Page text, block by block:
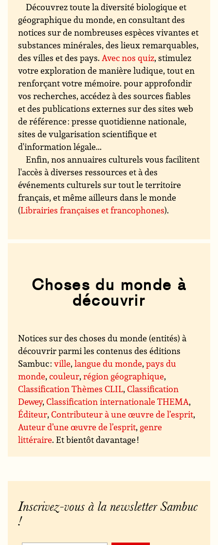
Découvrez toute la diversité biologique et
géographique du monde, en consultant des
notices sur de nombreuses espèces vivantes et
substances minérales, des lieux remarquables,
des villes et des pays. Avec nos quiz, stimulez
votre exploration de manière ludique, tout en
renforçant votre mémoire. pour approfondir
vos recherches, accédez à des sources fiables
et des publications externes sur des sites web
de référence : presse quotidienne nationale,
sites de vulgarisation scientifique et
d'information légale...
Enfin, nos annuaires culturels vous facilitent
l'accès à diverses ressources et à des
événements culturels sur tout le territoire
français, et même ailleurs dans le monde
(Librairies françaises et francophones).
Choses du monde à
découvrir
Notices sur des choses du monde (entités) à
découvrir parmi les contenus des éditions
Sambuc :ville,langue du monde,pays du
monde,couleur,région géographique,
Classification Thèmes CLIL,Classification
Dewey,Classification internationale THEMA,
Éditeur,Contributeur à une œuvre de l’esprit,
Auteur d’une œuvre de l’esprit, genre
littéraire. Et bientôt davantage !
Inscrivez-vous à la newsletter Sambuc
!